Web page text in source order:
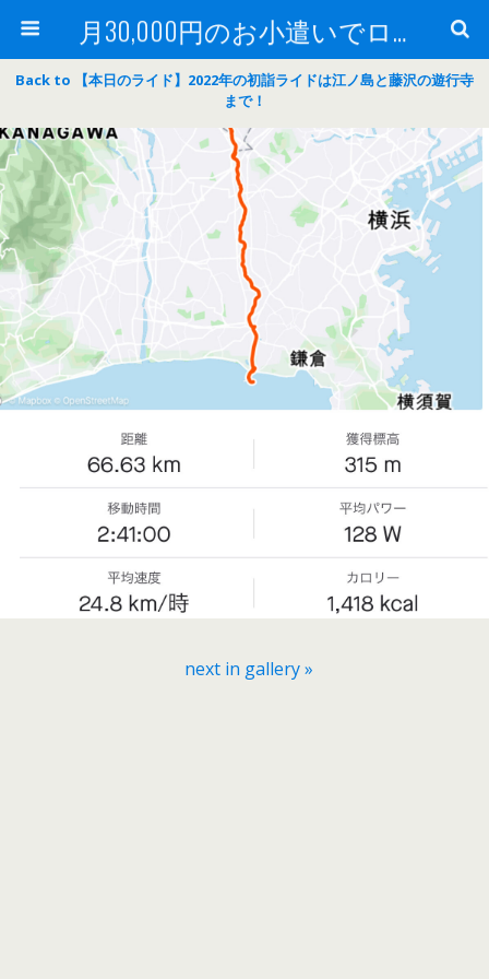
月30,000円のお小遣いでロードバイク
Back to 【本日のライド】2022年の初詣ライドは江ノ島と藤沢の遊行寺
まで！
next in gallery »